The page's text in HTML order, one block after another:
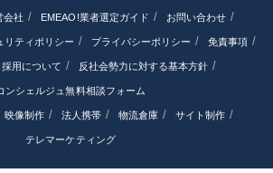
会社 EMEAO!業者選定ガイド お問い合わせ
リティポリシー プライバシーポリシー 免責事項
採用について 反社会勢力に対する基本方針
ンシェルジュ無料相談フォーム
映像制作 法人携帯 物流倉庫 サイト制作
テレマーケティング